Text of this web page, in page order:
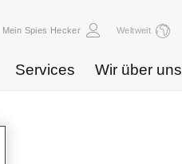
Mein Spies Hecker Weltweit
Services Wir über uns